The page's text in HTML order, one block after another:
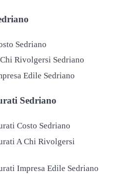
Sedriano
Rivolgersi Sedriano
Edile Sedriano
Sedriano
Costo Sedriano
A Chi Rivolgersi
Impresa Edile Sedriano